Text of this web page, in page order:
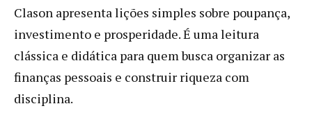
Clason apresenta lições simples sobre poupança,
investimento e prosperidade. É uma leitura
clássica e didática para quem busca organizar as
finanças pessoais e construir riqueza com
disciplina.